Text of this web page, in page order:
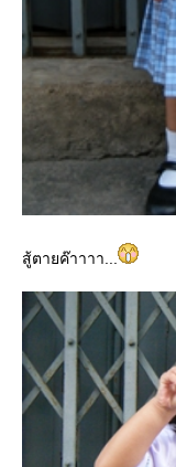
สู้ตายค๊าาาา...